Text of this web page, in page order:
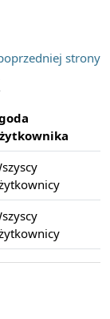
strony